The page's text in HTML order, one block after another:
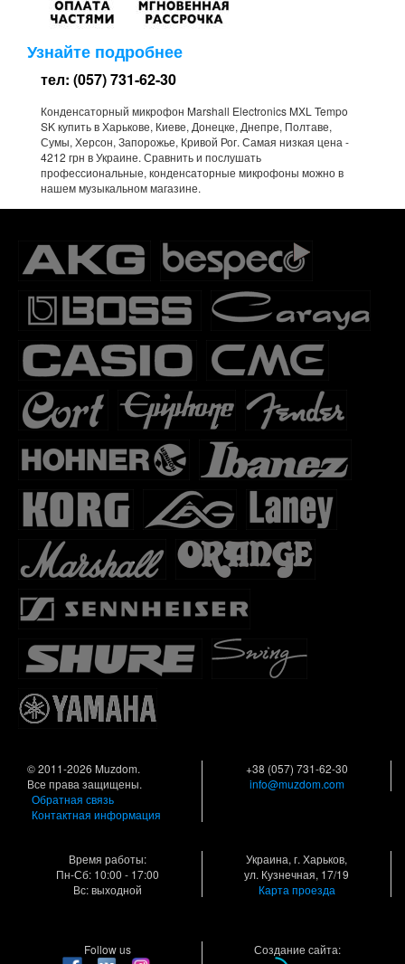
Узнайте подробнее
тел: (057) 731-62-30
Конденсаторный микрофон Marshall Electronics MXL Tempo
SK купить в Харькове, Киеве, Донецке, Днепре, Полтаве,
Сумы, Херсон, Запорожье, Кривой Рог. Самая низкая цена -
4212 грн в Украине. Сравнить и послушать
профессиональные, конденсаторные микрофоны можно в
нашем музыкальном магазине.
© 2011-2026 Muzdom.
Все права защищены.
Обратная связь
Контактная информация
+38 (057) 731-62-30
info@muzdom.com
Время работы:
Пн-Сб: 10:00 - 17:00
Вс: выходной
Украина, г. Харьков,
ул. Кузнечная, 17/19
Карта проезда
Follow us Создание сайта: